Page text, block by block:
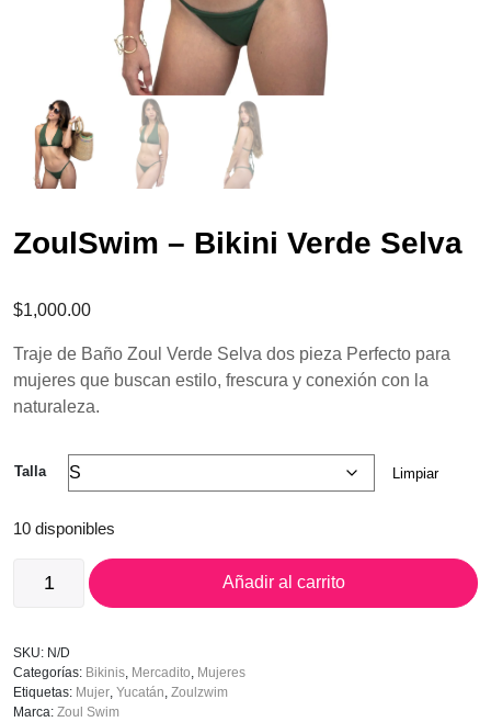
ZoulSwim – Bikini Verde Selva
$1,000.00
Traje de Baño Zoul Verde Selva dos pieza Perfecto para
mujeres que buscan estilo, frescura y conexión con la
naturaleza.
Talla Limpiar
10 disponibles
Selva
cantidad
Añadir al carrito
SKU: N/D
Categorías: Bikinis Mercadito Mujeres
Etiquetas: Mujer Yucatán Zoulzwim
Marca: Zoul Swim